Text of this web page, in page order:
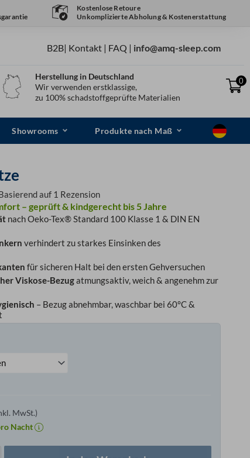
Kostenlose Retoure
Unkomplizierte Abholung & Kostenerstattung
B2B| Kontakt | FAQ | info@amq-sleep.com
Herstellung in Deutschland
Wir verwenden erstklassige,
zu 100% schadstoffgeprüfte Materialien
0
Showrooms Produkte nach Maß
auf 1 Rezension
– geprüft & kindgerecht bis 5 Jahre
nach Oeko-Tex® Standard 100 Klasse 1 & DIN EN
verhindert zu starkes Einsinken des
für sicheren Halt bei den ersten Gehversuchen
Viskose-Bezugatmungsaktiv, weich & angenehm zur
– Bezug abnehmbar, waschbar bei 60°C &
MwSt.)
Nacht